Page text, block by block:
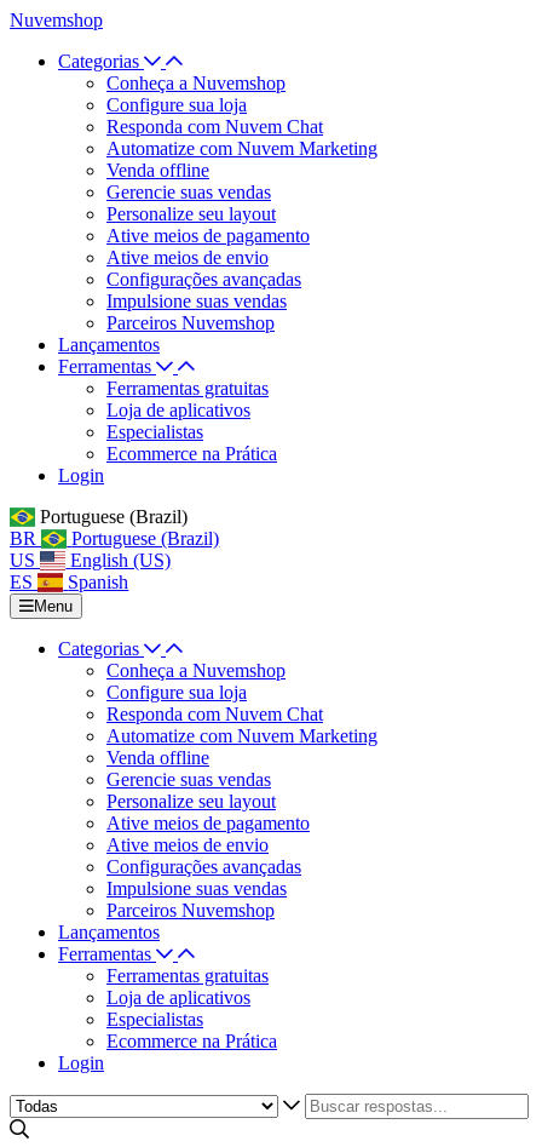
Nuvemshop
Categorias
Conheça a Nuvemshop
Configure sua loja
Responda com Nuvem Chat
Automatize com Nuvem Marketing
Venda offline
Gerencie suas vendas
Personalize seu layout
Ative meios de pagamento
Ative meios de envio
Configurações avançadas
Impulsione suas vendas
Parceiros Nuvemshop
Lançamentos
Ferramentas
Ferramentas gratuitas
Loja de aplicativos
Especialistas
Ecommerce na Prática
Login
Portuguese (Brazil)
BR
Portuguese (Brazil)
US
English (US)
ES
Spanish
Menu
Categorias
Conheça a Nuvemshop
Configure sua loja
Responda com Nuvem Chat
Automatize com Nuvem Marketing
Venda offline
Gerencie suas vendas
Personalize seu layout
Ative meios de pagamento
Ative meios de envio
Configurações avançadas
Impulsione suas vendas
Parceiros Nuvemshop
Lançamentos
Ferramentas
Ferramentas gratuitas
Loja de aplicativos
Especialistas
Ecommerce na Prática
Login